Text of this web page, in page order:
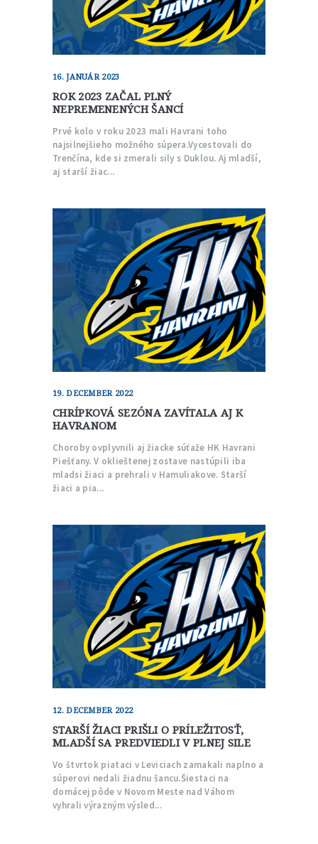
16. JANUÁR 2023
ROK 2023 ZAČAL PLNÝ
NEPREMENENÝCH ŠANCÍ
Prvé kolo v roku 2023 mali Havrani toho
najsilnejšieho možného súpera.Vycestovali do
Trenčína, kde si zmerali sily s Duklou. Aj mladší,
aj starší žiac...
19. DECEMBER 2022
CHRÍPKOVÁ SEZÓNA ZAVÍTALA AJ K
HAVRANOM
Choroby ovplyvnili aj žiacke súťaže HK Havrani
Piešťany. V oklieštenej zostave nastúpili iba
mladsi žiaci a prehrali v Hamuliakove. Starší
žiaci a pia...
12. DECEMBER 2022
STARŠÍ ŽIACI PRIŠLI O PRÍLEŽITOSŤ,
MLADŠÍ SA PREDVIEDLI V PLNEJ SILE
Vo štvrtok piataci v Leviciach zamakali naplno a
súperovi nedali žiadnu šancu.Šiestaci na
domácej pôde v Novom Meste nad Váhom
vyhrali výrazným výsled...